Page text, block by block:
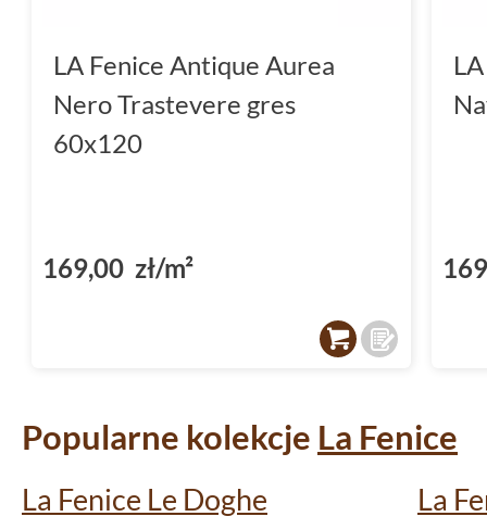
LA Fenice Antique Aurea
Nero Trastevere gres
60x120
169,00 zł/m²
Popularne kolekcje La Fenice
La Fenice Le Doghe
La